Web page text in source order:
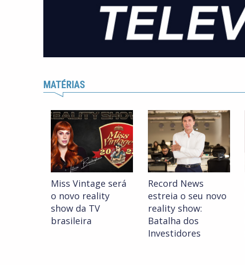
MATÉRIAS
Miss Vintage será
o novo reality
show da TV
brasileira
Record News
estreia o seu novo
reality show:
Batalha dos
Investidores